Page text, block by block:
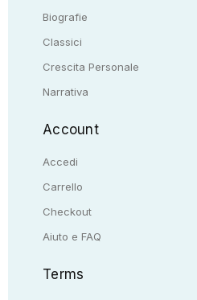
Biografie
Classici
Crescita Personale
Narrativa
Account
Accedi
Carrello
Checkout
Aiuto e FAQ
Terms